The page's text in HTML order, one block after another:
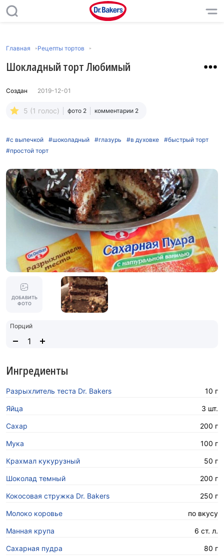
Главная Рецепты тортов
Шокладный торт Любимый
Создан 2019-12-01
5 (1 голос) фото 2 комментарии 2
#с выпечкой #шоколадный #глазурь #в духовке
#быстрый торт
#простой торт
ДОБАВИТЬ
ФОТО
Порций
Ингредиенты
Разрыхлитель теста Dr. Bakers 10 г
Яйца 3 шт.
Сахар 200 г
Мука 100 г
Крахмал кукурузный 50 г
Шоколад темный 200 г
Кокосовая стружка Dr. Bakers 250 г
Молоко коровье по вкусу
Манная крупа 6 ст. л.
Сахарная пyдра 80 г